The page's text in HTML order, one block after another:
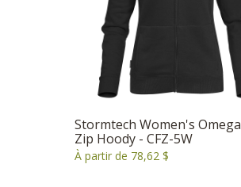
Stormtech Women's Omega
Zip Hoody - CFZ-5W
À partir de 78,62 $